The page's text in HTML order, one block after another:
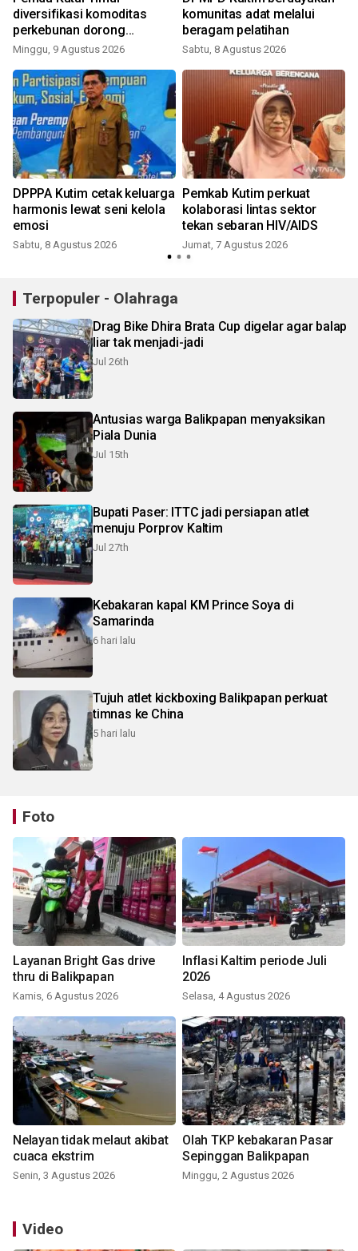
diversifikasi komoditas
perkebunan dorong
perekonomian
Minggu, 9 Agustus 2026
komunitas adat melalui
beragam pelatihan
Sabtu, 8 Agustus 2026
DPPPA Kutim cetak keluarga
harmonis lewat seni kelola
emosi
Sabtu, 8 Agustus 2026
Pemkab Kutim perkuat
kolaborasi lintas sektor
tekan sebaran HIV/AIDS
Jumat, 7 Agustus 2026
Terpopuler - Olahraga
Drag Bike Dhira Brata Cup digelar agar balap
liar tak menjadi-jadi
Jul 26th
Antusias warga Balikpapan menyaksikan
Piala Dunia
Jul 15th
Bupati Paser: ITTC jadi persiapan atlet
menuju Porprov Kaltim
Jul 27th
Kebakaran kapal KM Prince Soya di
Samarinda
6 hari lalu
Tujuh atlet kickboxing Balikpapan perkuat
timnas ke China
5 hari lalu
Foto
Layanan Bright Gas drive
thru di Balikpapan
Kamis, 6 Agustus 2026
Inflasi Kaltim periode Juli
2026
Selasa, 4 Agustus 2026
Nelayan tidak melaut akibat
cuaca ekstrim
Senin, 3 Agustus 2026
Olah TKP kebakaran Pasar
Sepinggan Balikpapan
Minggu, 2 Agustus 2026
Video